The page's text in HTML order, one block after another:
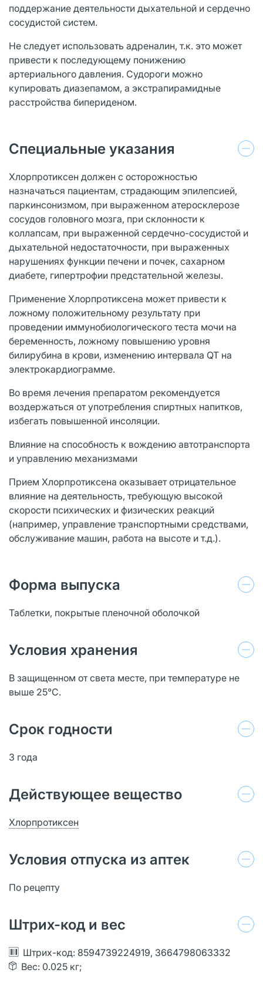
поддержание деятельности дыхательной и сердечно
сосудистой систем.
Не следует использовать адреналин, т.к. это может
привести к последующему понижению
артериального давления. Судороги можно
купировать диазепамом, а экстрапирамидные
расстройства бипериденом.
Специальные указания
Хлорпротиксен должен с осторожностью
назначаться пациентам, страдающим эпилепсией,
паркинсонизмом, при выраженном атеросклерозе
сосудов головного мозга, при склонности к
коллапсам, при выраженной сердечно-сосудистой и
дыхательной недостаточности, при выраженных
нарушениях функции печени и почек, сахарном
диабете, гипертрофии предстательной железы.
Применение Хлорпротиксена может привести к
ложному положительному результату при
проведении иммунобиологического теста мочи на
беременность, ложному повышению уровня
билирубина в крови, изменению интервала QT на
электрокардиограмме.
Во время лечения препаратом рекомендуется
воздержаться от употребления спиртных напитков,
избегать повышенной инсоляции.
Влияние на способность к вождению автотранспорта
и управлению механизмами
Прием Хлорпротиксена оказывает отрицательное
влияние на деятельность, требующую высокой
скорости психических и физических реакций
(например, управление транспортными средствами,
обслуживание машин, работа на высоте и т.д.).
Форма выпуска
Таблетки, покрытые пленочной оболочкой
Условия хранения
В защищенном от света месте, при температуре не
выше 25°C.
Срок годности
3 года
Действующее вещество
Хлорпротиксен
Условия отпуска из аптек
По рецепту
Штрих-код и вес
Штрих-код: 8594739224919, 3664798063332
Вес: 0.025 кг;